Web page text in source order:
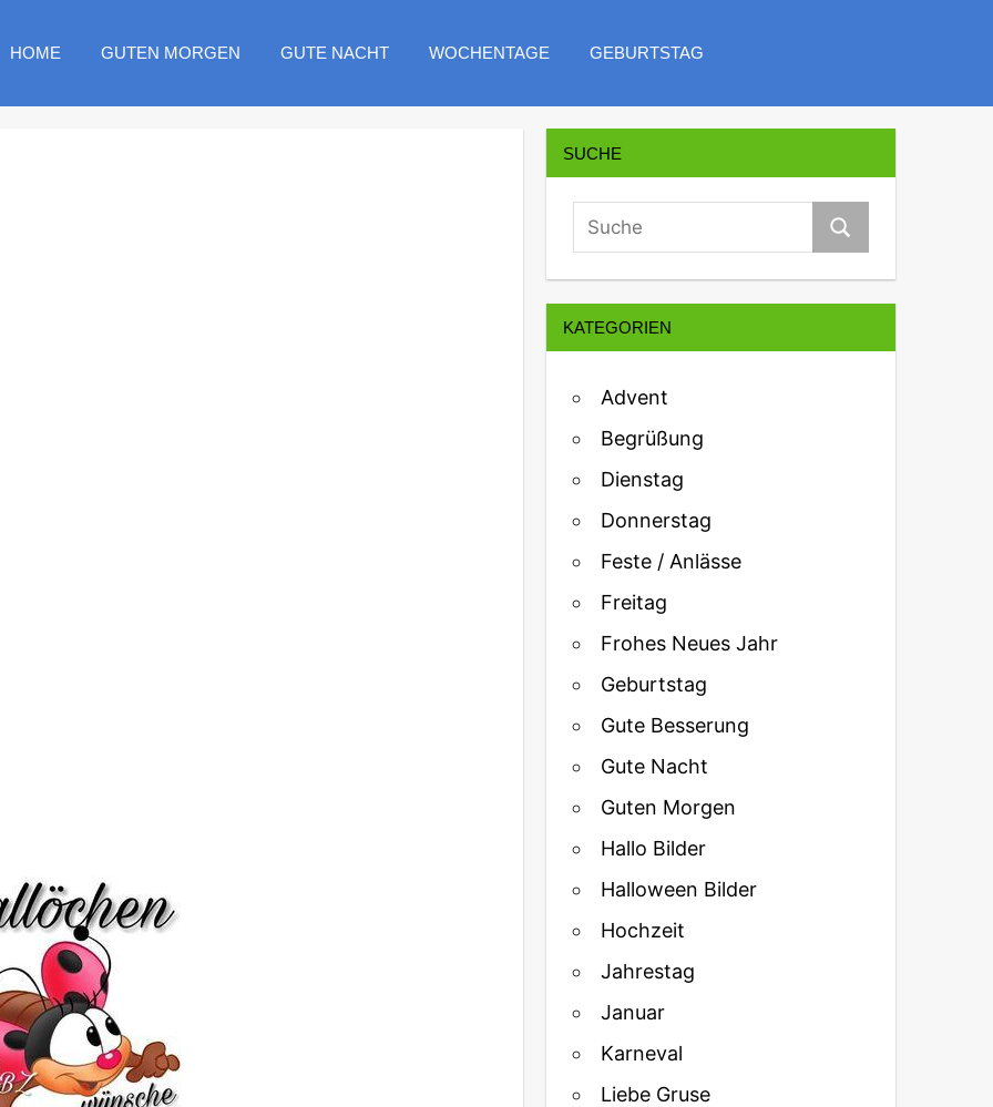
HOME GUTEN MORGEN GUTE NACHT WOCHENTAGE GEBURTSTAG
SUCHE
KATEGORIEN
Advent
Begrüßung
Dienstag
Donnerstag
Feste / Anlässe
Freitag
Frohes Neues Jahr
Geburtstag
Gute Besserung
Gute Nacht
Guten Morgen
Hallo Bilder
Halloween Bilder
Hochzeit
Jahrestag
Januar
Karneval
Liebe Gruse